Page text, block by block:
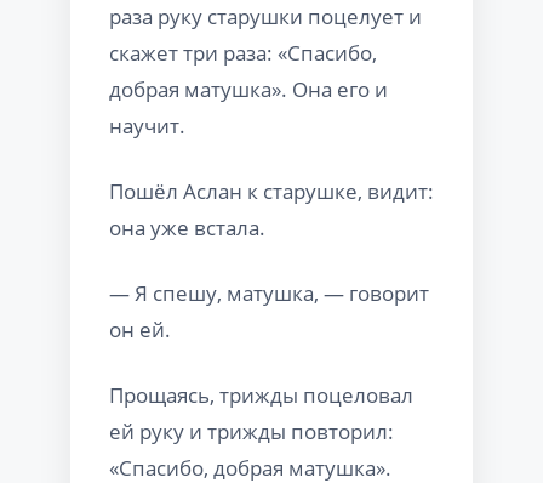
раза руку старушки поцелует и
скажет три раза: «Спасибо,
добрая матушка». Она его и
научит.
Пошёл Аслан к старушке, видит:
она уже встала.
— Я спешу, матушка, — говорит
он ей.
Прощаясь, трижды поцеловал
ей руку и трижды повторил:
«Спасибо, добрая матушка».